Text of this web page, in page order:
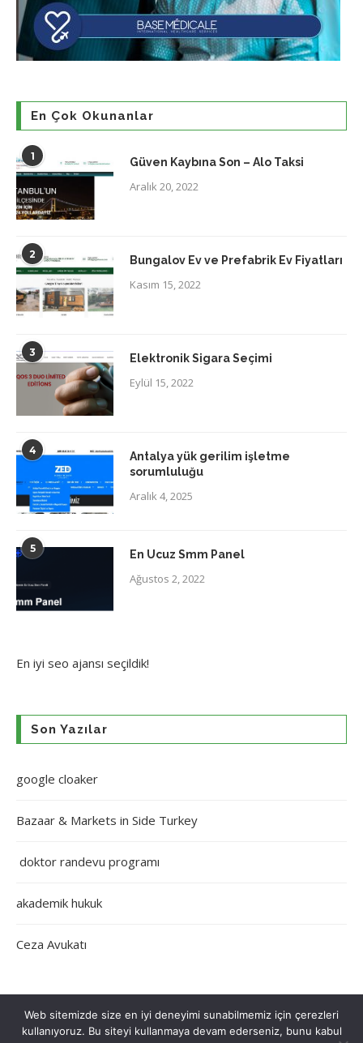
En Çok Okunanlar
1 Güven Kaybına Son – Alo Taksi
Aralık 20, 2022
2 Bungalov Ev ve Prefabrik Ev Fiyatları
Kasım 15, 2022
3 Elektronik Sigara Seçimi
Eylül 15, 2022
4
Antalya yük gerilim işletme
sorumluluğu
Aralık 4, 2025
5 En Ucuz Smm Panel
Ağustos 2, 2022
En iyi seo ajansı seçildik!
Son Yazılar
google cloaker
Bazaar & Markets in Side Turkey
doktor randevu programı
akademik hukuk
Ceza Avukatı
Web sitemizde size en iyi deneyimi sunabilmemiz için çerezleri
kullanıyoruz. Bu siteyi kullanmaya devam ederseniz, bunu kabul